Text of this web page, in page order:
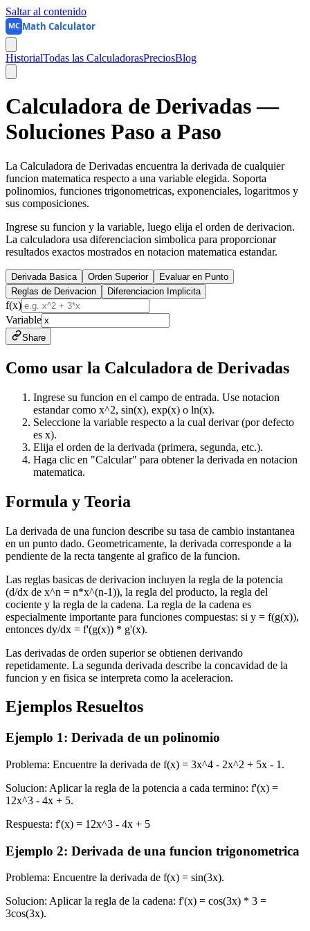
Saltar al contenido
MC Math Calculator
HistorialTodas las CalculadorasPreciosBlog
Calculadora de Derivadas —
Soluciones Paso a Paso
La Calculadora de Derivadas encuentra la derivada de cualquier
funcion matematica respecto a una variable elegida. Soporta
polinomios, funciones trigonometricas, exponenciales, logaritmos y
sus composiciones.
Ingrese su funcion y la variable, luego elija el orden de derivacion.
La calculadora usa diferenciacion simbolica para proporcionar
resultados exactos mostrados en notacion matematica estandar.
Derivada Basica Orden Superior
Evaluar en Punto
Reglas de Derivacion
Diferenciacion Implicita
f(x)
Variable
Share
Como usar la Calculadora de Derivadas
Ingrese su funcion en el campo de entrada. Use notacion
estandar como x^2, sin(x), exp(x) o ln(x).
Seleccione la variable respecto a la cual derivar (por defecto
es x).
Elija el orden de la derivada (primera, segunda, etc.).
Haga clic en "Calcular" para obtener la derivada en notacion
matematica.
Formula y Teoria
La derivada de una funcion describe su tasa de cambio instantanea
en un punto dado. Geometricamente, la derivada corresponde a la
pendiente de la recta tangente al grafico de la funcion.
Las reglas basicas de derivacion incluyen la regla de la potencia
(d/dx de x^n = n*x^(n-1)), la regla del producto, la regla del
cociente y la regla de la cadena. La regla de la cadena es
especialmente importante para funciones compuestas: si y = f(g(x)),
entonces dy/dx = f'(g(x)) * g'(x).
Las derivadas de orden superior se obtienen derivando
repetidamente. La segunda derivada describe la concavidad de la
funcion y en fisica se interpreta como la aceleracion.
Ejemplos Resueltos
Ejemplo 1: Derivada de un polinomio
Problema: Encuentre la derivada de f(x) = 3x^4 - 2x^2 + 5x - 1.
Solucion: Aplicar la regla de la potencia a cada termino: f'(x) =
12x^3 - 4x + 5.
Respuesta: f'(x) = 12x^3 - 4x + 5
Ejemplo 2: Derivada de una funcion trigonometrica
Problema: Encuentre la derivada de f(x) = sin(3x).
Solucion: Aplicar la regla de la cadena: f'(x) = cos(3x) * 3 =
3cos(3x).